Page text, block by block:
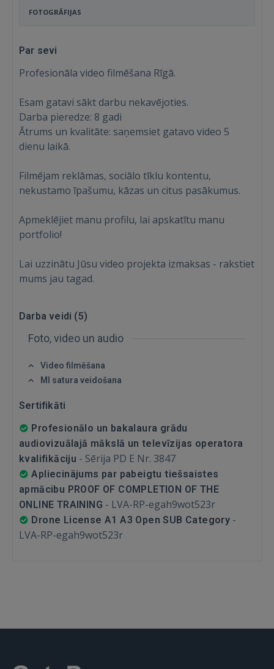
Aizmirsāt paroli? Atcerēties?
FACEBOOK
GOOGLE
 Sign in with Apple
FOTOGRĀFIJAS
Par sevi
Profesionāla video filmēšana Rīgā.
Esam gatavi sākt darbu nekavējoties.
Darba pieredze: 8 gadi
Ātrums un kvalitāte: saņemsiet gatavo video 5
dienu laikā.
Filmējam reklāmas, sociālo tīklu kontentu,
nekustamo īpašumu, kāzas un citus pasākumus.
Apmeklējiet manu profilu, lai apskatītu manu
portfolio!
Lai uzzinātu Jūsu video projekta izmaksas - rakstiet
mums jau tagad.
Darba veidi (5)
Foto, video un audio
Video filmēšana
MI satura veidošana
Sertifikāti
Profesionālo un bakalaura grādu
audiovizuālajā mākslā un televīzijas operatora
kvalifikāciju - Sērija PD E Nr. 3847
Apliecinäjums par pabeigtu tiešsaistes
apmācibu PROOF OF COMPLETION OF THE
ONLINE TRAINING - LVA-RP-egah9wot523r
Drone License A1 A3 Open SUB Category -
LVA-RP-egah9wot523r